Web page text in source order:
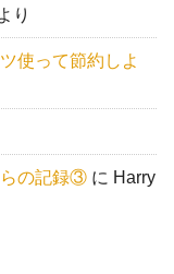
り
使って節約しよ
らの記録③ に Harry